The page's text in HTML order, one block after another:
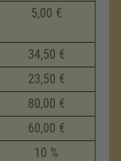
5,00 €
34,50 €
23,50 €
80,00 €
60,00 €
10 %